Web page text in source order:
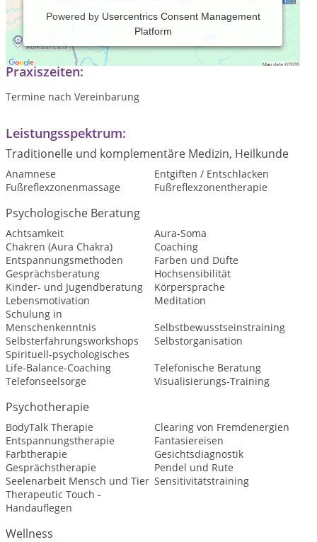
Powered by Usercentrics Consent Management
Platform
kosmetische/medizinische Fußpflege
Praxiszeiten:
Termine nach Vereinbarung
Leistungsspektrum:
Traditionelle und komplementäre Medizin, Heilkunde
Anamnese
Entgiften / Entschlacken
Fußreflexzonenmassage
Fußreflexzonentherapie
Psychologische Beratung
Achtsamkeit
Aura-Soma
Chakren (Aura Chakra)
Coaching
Entspannungsmethoden
Farben und Düfte
Gesprächsberatung
Hochsensibilität
Kinder- und Jugendberatung
Körpersprache
Lebensmotivation
Meditation
Schulung in
Menschenkenntnis
Selbstbewusstseinstraining
Selbsterfahrungsworkshops
Selbstorganisation
Spirituell-psychologisches
Life-Balance-Coaching
Telefonische Beratung
Telefonseelsorge
Visualisierungs-Training
Psychotherapie
BodyTalk Therapie
Clearing von Fremdenergien
Entspannungstherapie
Fantasiereisen
Farbtherapie
Gesichtsdiagnostik
Gesprächstherapie
Pendel und Rute
Seelenarbeit Mensch und Tier Sensitivitätstraining
Therapeutic Touch -
Handauflegen
Wellness